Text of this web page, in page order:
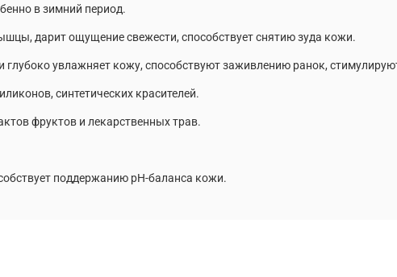
в зимний период.
дарит ощущение свежести, способствует снятию зуда кожи.
глубоко увлажняет кожу, способствуют заживлению ранок,
синтетических красителей.
фруктов и лекарственных трав.
поддержанию pH-баланса кожи.